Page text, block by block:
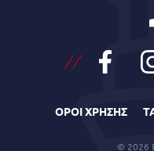
ΟΡΟΙ ΧΡΗΣΗΣ
© 2026